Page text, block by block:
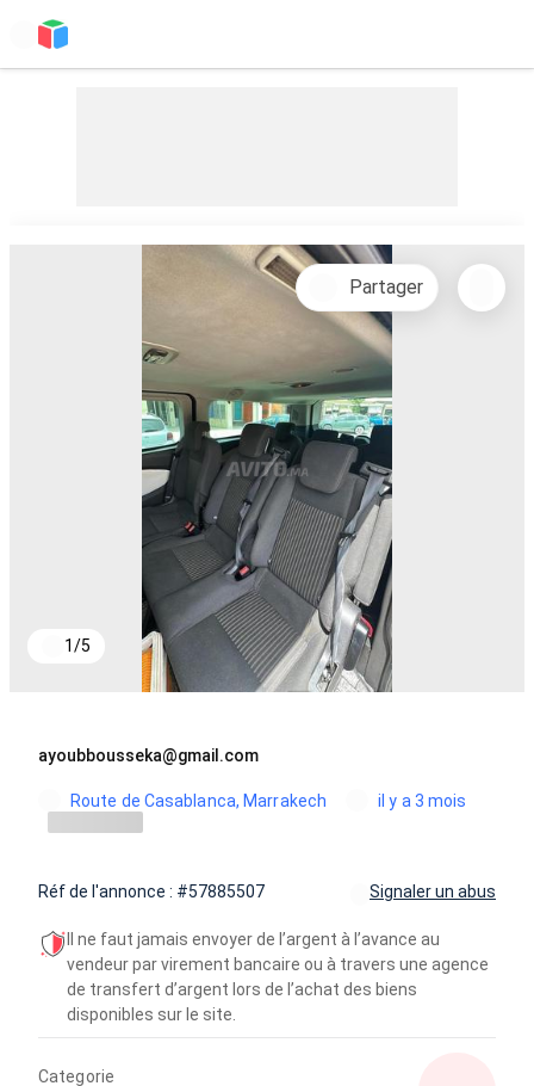
1/5
Partager
ayoubbousseka@gmail.com
Route de Casablanca, Marrakech il y a 3 mois
Réf de l'annonce : #57885507 Signaler un abus
Il ne faut jamais envoyer de l’argent à l’avance au
vendeur par virement bancaire ou à travers une agence
de transfert d’argent lors de l’achat des biens
disponibles sur le site.
Categorie